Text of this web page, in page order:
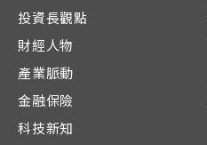
投資長觀點
財經人物
產業脈動
金融保險
科技新知